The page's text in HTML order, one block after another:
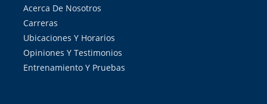
Acerca De Nosotros
Carreras
Ubicaciones Y Horarios
Opiniones Y Testimonios
Entrenamiento Y Pruebas